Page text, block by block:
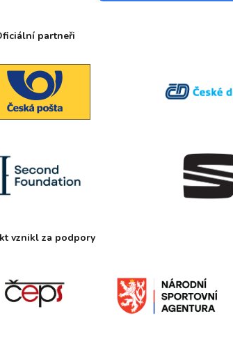
partneři
vznikl za podpory